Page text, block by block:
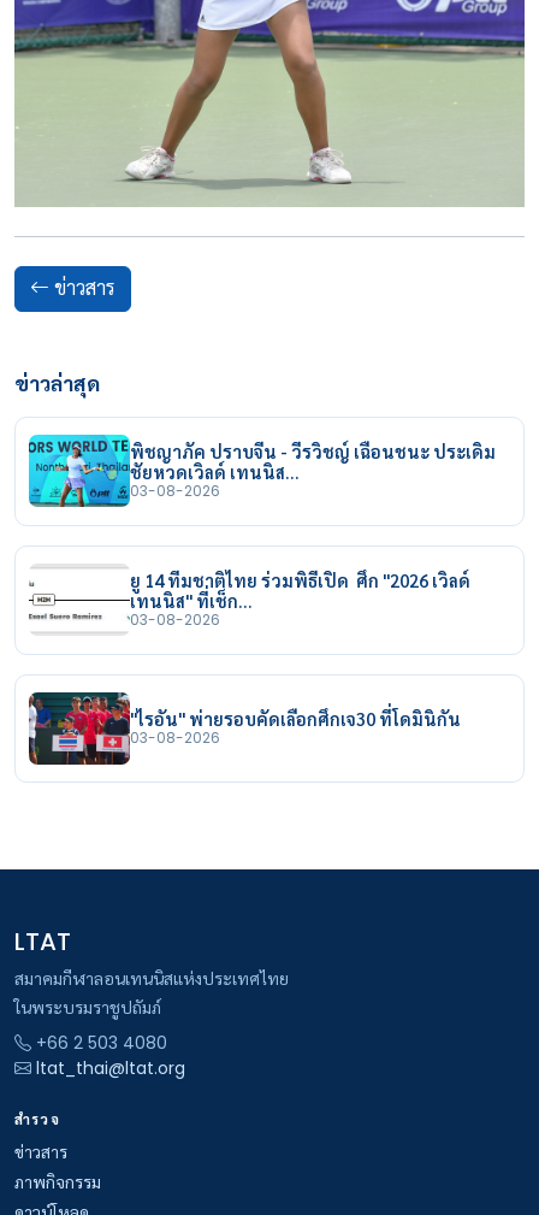
ข่าวสาร
ข่าวล่าสุด
พิชญาภัค ปราบจีน - วีรวิชญ์ เฉือนชนะ ประเดิม
ชัยหวดเวิลด์ เทนนิส…
03-08-2026
ยู 14 ทีมชาติไทย ร่วมพิธีเปิด ศึก "2026 เวิลด์
เทนนิส" ที่เช็ก…
03-08-2026
"ไรอัน" พ่ายรอบคัดเลือกศึกเจ30 ที่โดมินิกัน
03-08-2026
LTAT
สมาคมกีฬาลอนเทนนิสแห่งประเทศไทย
ในพระบรมราชูปถัมภ์
+66 2 503 4080
ltat_thai@ltat.org
สำรวจ
ข่าวสาร
ภาพกิจกรรม